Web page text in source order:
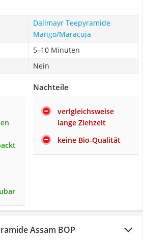
Dallmayr Teepyramide
Mango/Maracuja
5–10 Minuten
Nein
Nachteile
verlgleichsweise
lange Ziehzeit
keine Bio-Qualität
Assam BOP